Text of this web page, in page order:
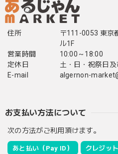
住所
〒111-0053 東京
ル1F
営業時間
10:00～18:00
定休日
土・日・祝祭日
E-mail
algernon-
お支払い方法について
次の方法がご利用頂けます。
あと払い（Pay ID） クレジッ